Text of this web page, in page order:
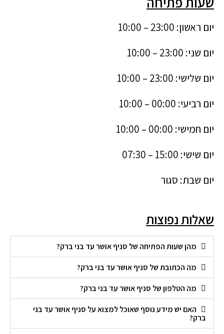
יום ראשון: 23:00 – 10:00
יום שני: 23:00 – 10:00
יום שלישי: 23:00 – 10:00
יום רביעי: 00:00 – 10:00
יום חמישי: 00:00 – 10:00
יום שישי: 15:00 – 07:30
יום שבת: סגור
שאלות נפוצות
מהן שעות הפתיחה של סניף אושר עד בני ברק?
מה הכתובת של סניף אושר עד בני ברק?
מה הטלפון של סניף אושר עד בני ברק?
האם יש מידע נוסף שאוכל למצוא על סניף אושר עד בני
ברק?